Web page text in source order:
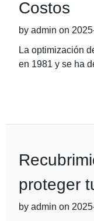
Costos
by admin on
La optimización
en 1981 y se ha
proteger
by admin on